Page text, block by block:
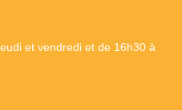
et vendredi et de 16h30 à